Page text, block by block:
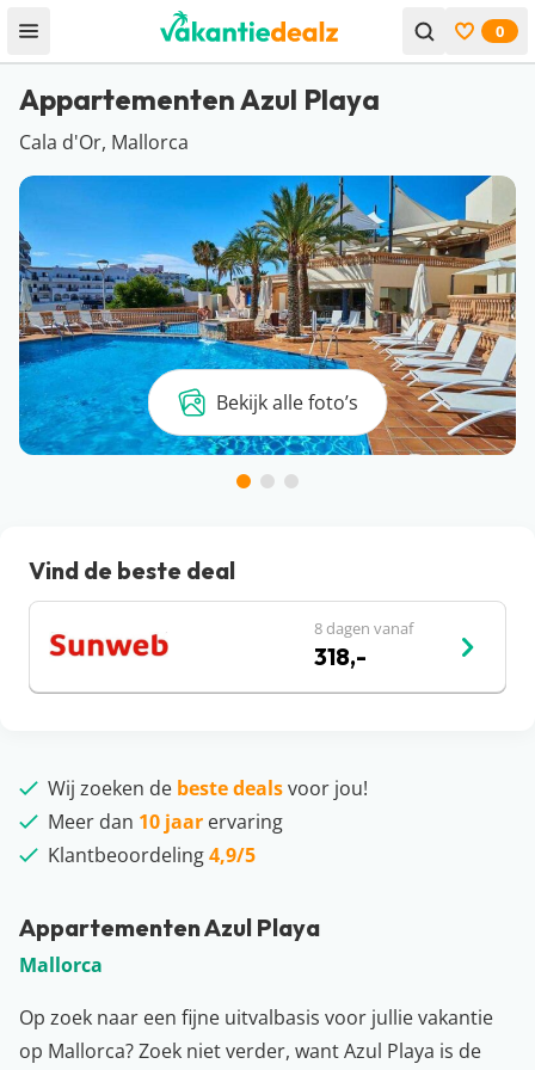
Open menu Bekijk
0
Appartementen Azul Playa
Cala d'Or, Mallorca
Bekijk alle foto’s
Appartementen Azul Playa
Mallorca
Op zoek naar een fijne uitvalbasis voor jullie vakantie
op Mallorca? Zoek niet verder, want Azul Playa is de
Vind de beste deal
8 dagen vanaf
318,-
Wij zoeken de beste dealsvoor jou!
Meer dan 10 jaar ervaring
Klantbeoordeling4,9/5